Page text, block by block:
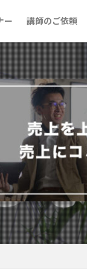
ー 講師のご依頼